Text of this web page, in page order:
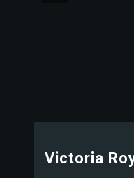
Victoria